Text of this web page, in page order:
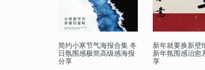
简约小寒节气海报合集 冬
日氛围感极简高级感海报
分享
新年就要换新壁
新年氛围感治愈
享